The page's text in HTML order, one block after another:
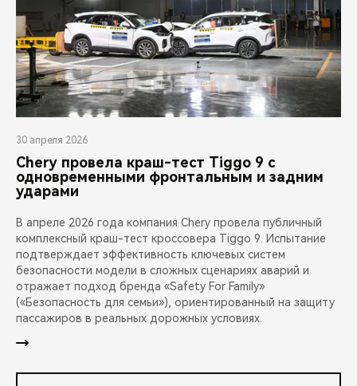
30 апреля 2026
Chery провела краш-тест Tiggo 9 с
одновременными фронтальным и задним
ударами
В апреле 2026 года компания Chery провела публичный
комплексный краш-тест кроссовера Tiggo 9. Испытание
подтверждает эффективность ключевых систем
безопасности модели в сложных сценариях аварий и
отражает подход бренда «Safety For Family»
(«Безопасность для семьи»), ориентированный на защиту
пассажиров в реальных дорожных условиях.